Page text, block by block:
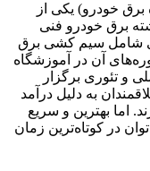
خودرو) یکی از
برق خودرو فنی
شامل سیم کشی برق
آن در آموزشگاه
و تئوری برگزار
به دلیل درآمد
اما بهترین و سریع
در کوتاه‌ترین زمان